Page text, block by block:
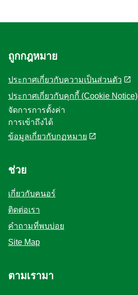
ถูกกฎหมาย
ประกาศเกี่ยวกับความเป็นส่วนตัว
ประกาศเกี่ยวกับคุกกี้ (Cookie Notice)
จัดการการตั้งค่า
การเข้าถึงได้
ข้อมูลเกี่ยวกับกฏหมาย
ช่วย
เกี่ยวกับคนอร์
ติดต่อเรา
คำถามที่พบบ่อย
Site Map
ตามเรามา